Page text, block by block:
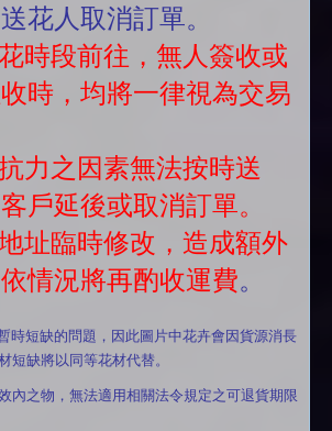
花人取消訂單。
時段前往，無人簽收或
時，均將一律視為交易
力之因素無法按時送
戶延後或取消訂單。
址臨時修改，造成額外
情況將再酌收運費。
時短缺的問題，因此圖片中花卉會因貨源消長
短缺將以同等花材代替。
內之物，無法適用相關法令規定之可退貨期限